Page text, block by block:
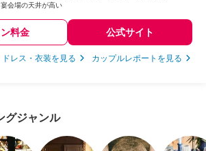
宴会場の天井が高い
料金 公式サイト
ドレス・衣装を見る カップルレポートを見る
グジャンル